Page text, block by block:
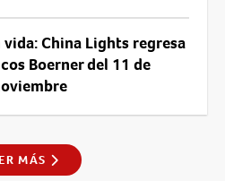
China Lights regresa
Boerner del 11 de
MÁS